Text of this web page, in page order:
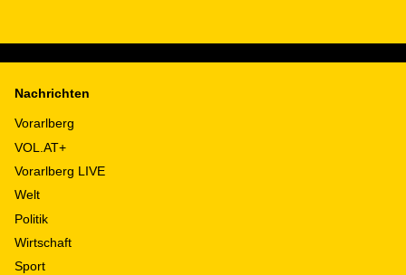
Nachrichten
Vorarlberg
VOL.AT+
Vorarlberg LIVE
Welt
Politik
Wirtschaft
Sport